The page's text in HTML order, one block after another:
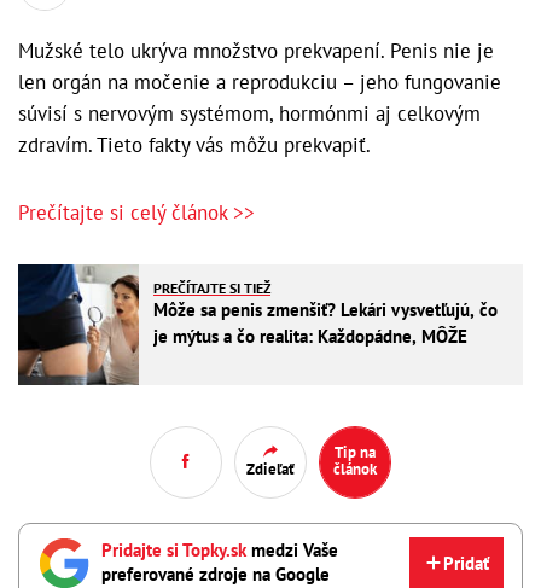
Mužské telo ukrýva množstvo prekvapení. Penis nie je
len orgán na močenie a reprodukciu – jeho fungovanie
súvisí s nervovým systémom, hormónmi aj celkovým
zdravím. Tieto fakty vás môžu prekvapiť.
Prečítajte si celý článok >>
PREČÍTAJTE SI TIEŽ
Môže sa penis zmenšiť? Lekári vysvetľujú, čo
je mýtus a čo realita: Každopádne, MÔŽE
Zdieľať
Tip na
článok
Pridajte si Topky.skmedzi Vaše
preferované zdroje na Google
Pridať